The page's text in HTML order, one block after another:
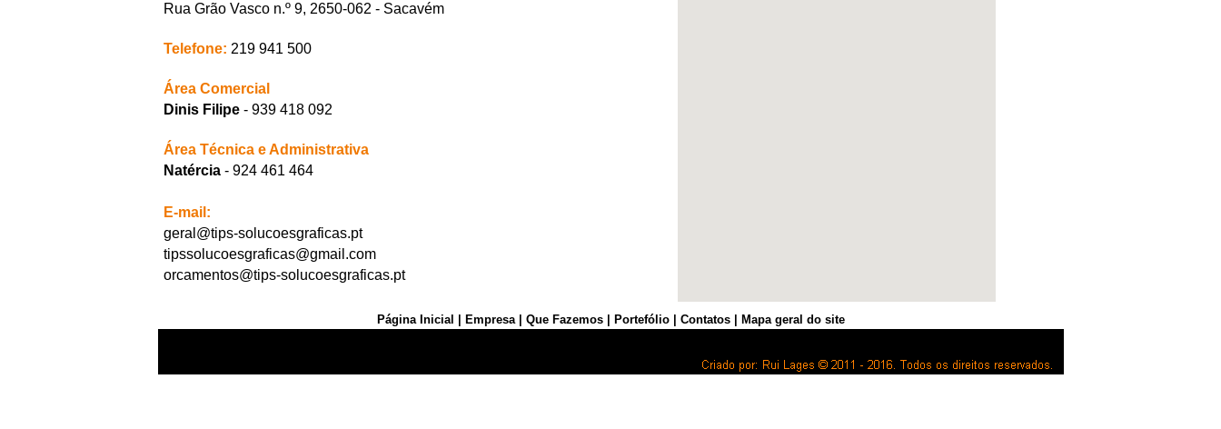
Rua Grão Vasco n.º 9, 2650-062 - Sacavém
Telefone: 219 941 500
Área Comercial
Dinis Filipe- 939 418 092
Área Técnica e Administrativa
Natércia- 924 461 464
E-mail:
geral@tips-solucoesgraficas.pt
tipssolucoesgraficas@gmail.com
orcamentos@tips-solucoesgraficas.pt
Página Inicial Empresa| Que Fazemos| Portefólio| Contatos| Mapa geral do site